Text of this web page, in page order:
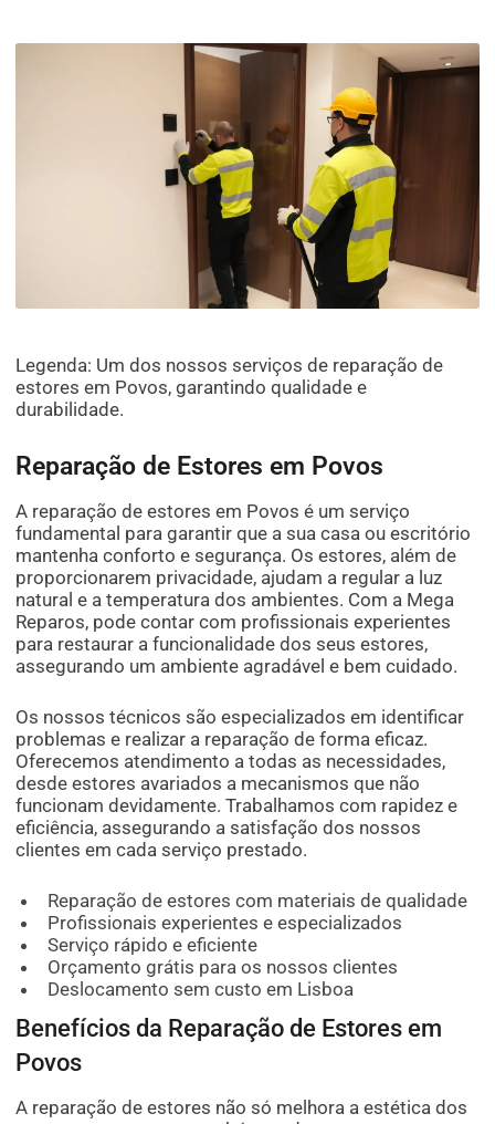
Legenda: Um dos nossos serviços de reparação de
estores em Povos, garantindo qualidade e
durabilidade.
Reparação de Estores em Povos
A reparação de estores em Povos é um serviço
fundamental para garantir que a sua casa ou escritório
mantenha conforto e segurança. Os estores, além de
proporcionarem privacidade, ajudam a regular a luz
natural e a temperatura dos ambientes. Com a Mega
Reparos, pode contar com profissionais experientes
para restaurar a funcionalidade dos seus estores,
assegurando um ambiente agradável e bem cuidado.
Os nossos técnicos são especializados em identificar
problemas e realizar a reparação de forma eficaz.
Oferecemos atendimento a todas as necessidades,
desde estores avariados a mecanismos que não
funcionam devidamente. Trabalhamos com rapidez e
eficiência, assegurando a satisfação dos nossos
clientes em cada serviço prestado.
Reparação de estores com materiais de qualidade
Profissionais experientes e especializados
Serviço rápido e eficiente
Orçamento grátis para os nossos clientes
Deslocamento sem custo em Lisboa
Benefícios da Reparação de Estores em
Povos
A reparação de estores não só melhora a estética dos